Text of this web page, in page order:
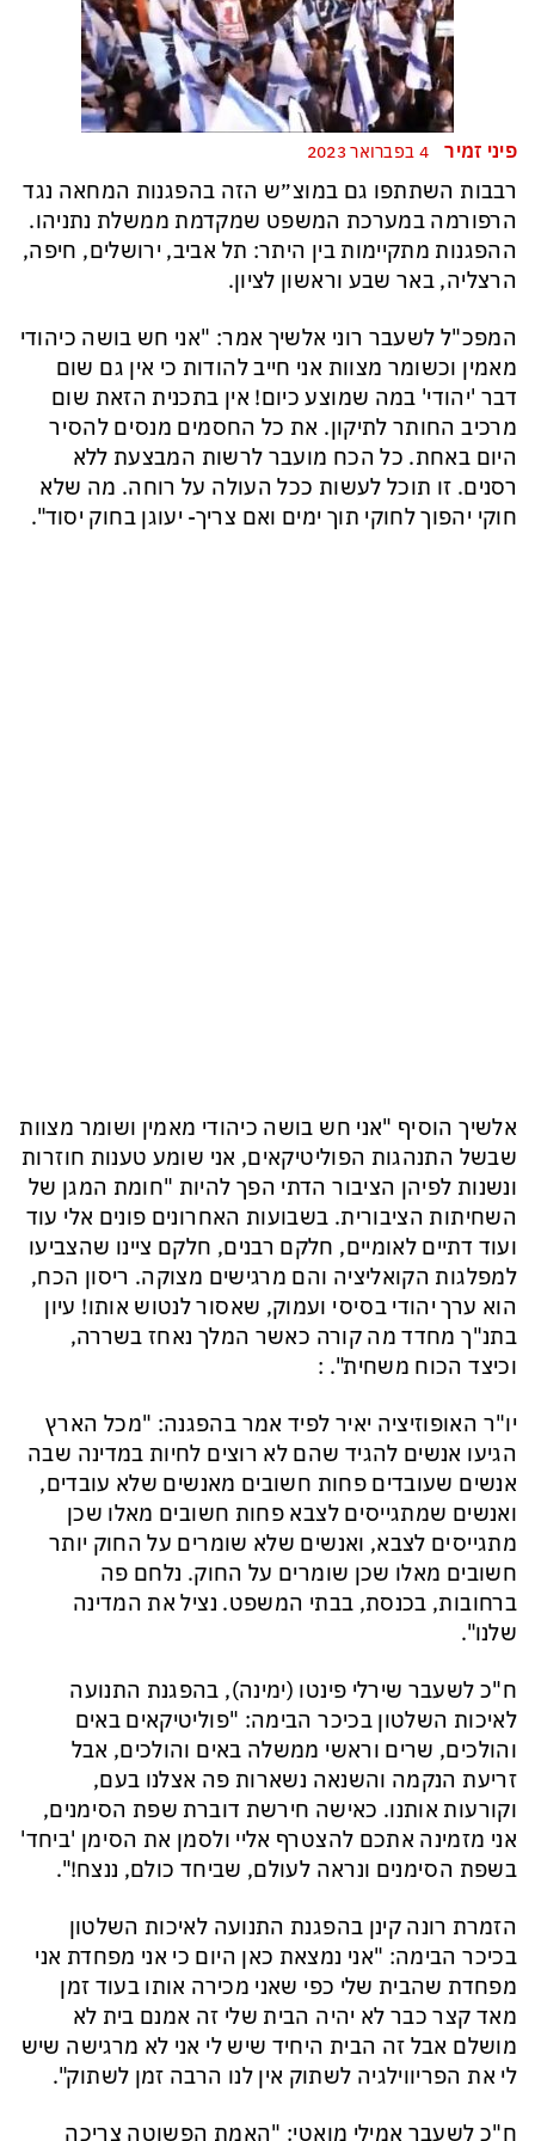
פיני זמיר 4 בפברואר 2023
רבבות השתתפו גם במוצ״ש הזה בהפגנות המחאה נגד
הרפורמה במערכת המשפט שמקדמת ממשלת נתניהו.
ההפגנות מתקיימות בין היתר: תל אביב, ירושלים, חיפה,
הרצליה, באר שבע וראשון לציון.
המפכ"ל לשעבר רוני אלשיך אמר: "אני חש בושה כיהודי
מאמין וכשומר מצוות אני חייב להודות כי אין גם שום
דבר 'יהודי' במה שמוצע כיום! אין בתכנית הזאת שום
מרכיב החותר לתיקון. את כל החסמים מנסים להסיר
היום באחת. כל הכח מועבר לרשות המבצעת ללא
רסנים. זו תוכל לעשות ככל העולה על רוחה. מה שלא
חוקי יהפוך לחוקי תוך ימים ואם צריך- יעוגן בחוק יסוד".
אלשיך הוסיף "אני חש בושה כיהודי מאמין ושומר מצוות
שבשל התנהגות הפוליטיקאים, אני שומע טענות חוזרות
ונשנות לפיהן הציבור הדתי הפך להיות "חומת המגן של
השחיתות הציבורית. בשבועות האחרונים פונים אלי עוד
ועוד דתיים לאומיים, חלקם רבנים, חלקם ציינו שהצביעו
למפלגות הקואליציה והם מרגישים מצוקה. ריסון הכח,
הוא ערך יהודי בסיסי ועמוק, שאסור לנטוש אותו! עיון
בתנ"ך מחדד מה קורה כאשר המלך נאחז בשררה,
וכיצד הכוח משחית". :
יו"ר האופוזיציה יאיר לפיד אמר בהפגנה: "מכל הארץ
הגיעו אנשים להגיד שהם לא רוצים לחיות במדינה שבה
אנשים שעובדים פחות חשובים מאנשים שלא עובדים,
ואנשים שמתגייסים לצבא פחות חשובים מאלו שכן
מתגייסים לצבא, ואנשים שלא שומרים על החוק יותר
חשובים מאלו שכן שומרים על החוק. נלחם פה
ברחובות, בכנסת, בבתי המשפט. נציל את המדינה
שלנו".
ח"כ לשעבר שירלי פינטו (ימינה), בהפגנת התנועה
לאיכות השלטון בכיכר הבימה: "פוליטיקאים באים
והולכים, שרים וראשי ממשלה באים והולכים, אבל
זריעת הנקמה והשנאה נשארות פה אצלנו בעם,
וקורעות אותנו. כאישה חירשת דוברת שפת הסימנים,
אני מזמינה אתכם להצטרף אליי ולסמן את הסימן 'ביחד'
בשפת הסימנים ונראה לעולם, שביחד כולם, ננצח!".
הזמרת רונה קינן בהפגנת התנועה לאיכות השלטון
בכיכר הבימה: "אני נמצאת כאן היום כי אני מפחדת אני
מפחדת שהבית שלי כפי שאני מכירה אותו בעוד זמן
מאד קצר כבר לא יהיה הבית שלי זה אמנם בית לא
מושלם אבל זה הבית היחיד שיש לי אני לא מרגישה שיש
לי את הפריווילגיה לשתוק אין לנו הרבה זמן לשתוק".
ח"כ לשעבר אמילי מואטי: "האמת הפשוטה צריכה